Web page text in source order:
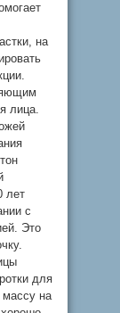
на
лица.
лет
с
Это
для
массу на